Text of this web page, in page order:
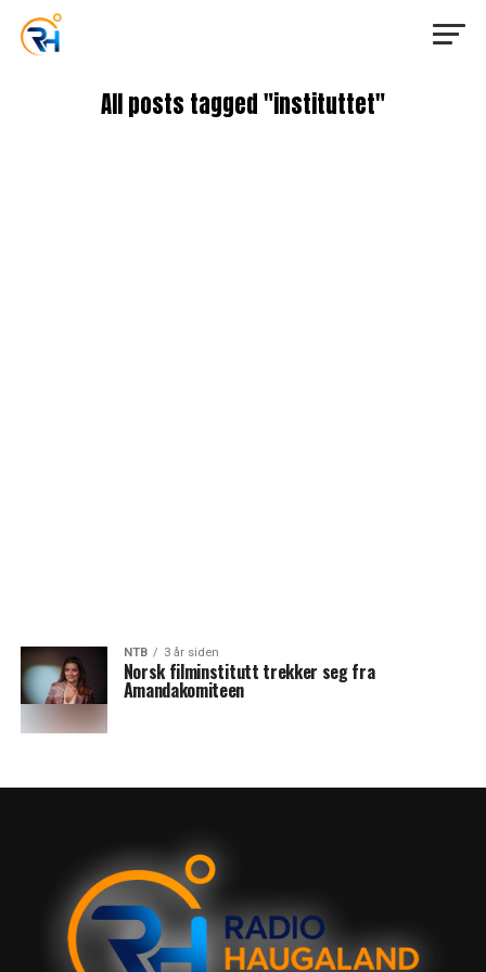
All posts tagged "instituttet"
NTB 3 år siden
Norsk filminstitutt trekker seg fra
Amandakomiteen